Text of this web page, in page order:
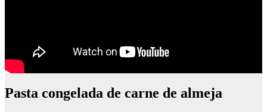
Pasta congelada de carne de almeja